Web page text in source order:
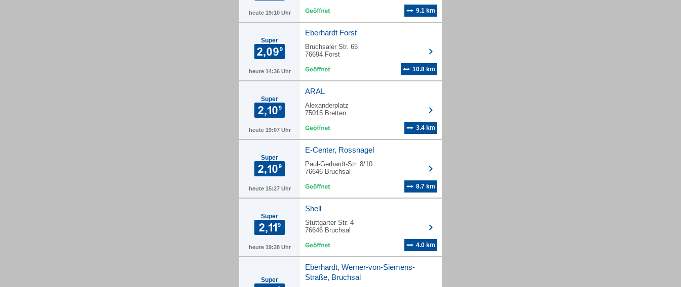
heute 19:10 Uhr 9.1 km
Super
heute 14:36 Uhr
Eberhardt Forst
Bruchsaler Str. 65
76694 Forst
10.8 km
Super
heute 19:07 Uhr
ARAL
Alexanderplatz
75015 Bretten
3.4 km
Super
heute 15:27 Uhr
E-Center, Rossnagel
Paul-Gerhardt-Str. 8/10
76646 Bruchsal
8.7 km
Super
heute 19:28 Uhr
Shell
Stuttgarter Str. 4
76646 Bruchsal
4.0 km
Super
Eberhardt, Werner-von-Siemens-
Straße, Bruchsal